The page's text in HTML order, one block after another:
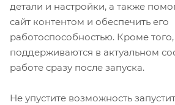
детали и настройки, а также
сайт контентом и обеспечить его
работоспособностью. Кроме
поддерживаются в актуальном
работе сразу после запуска.
Не упустите возможность